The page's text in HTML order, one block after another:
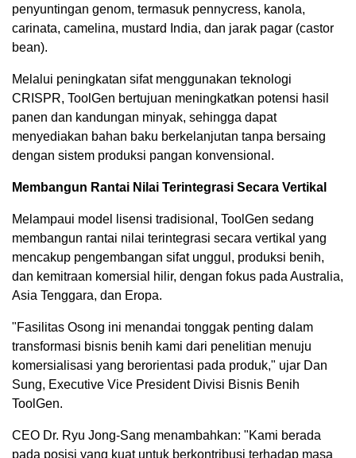
penyuntingan genom, termasuk pennycress, kanola,
carinata, camelina, mustard India, dan jarak pagar (castor
bean).
Melalui peningkatan sifat menggunakan teknologi
CRISPR, ToolGen bertujuan meningkatkan potensi hasil
panen dan kandungan minyak, sehingga dapat
menyediakan bahan baku berkelanjutan tanpa bersaing
dengan sistem produksi pangan konvensional.
Membangun Rantai Nilai Terintegrasi Secara Vertikal
Melampaui model lisensi tradisional, ToolGen sedang
membangun rantai nilai terintegrasi secara vertikal yang
mencakup pengembangan sifat unggul, produksi benih,
dan kemitraan komersial hilir, dengan fokus pada Australia,
Asia Tenggara, dan Eropa.
"Fasilitas Osong ini menandai tonggak penting dalam
transformasi bisnis benih kami dari penelitian menuju
komersialisasi yang berorientasi pada produk," ujar Dan
Sung, Executive Vice President Divisi Bisnis Benih
ToolGen.
CEO Dr. Ryu Jong-Sang menambahkan: "Kami berada
pada posisi yang kuat untuk berkontribusi terhadap masa